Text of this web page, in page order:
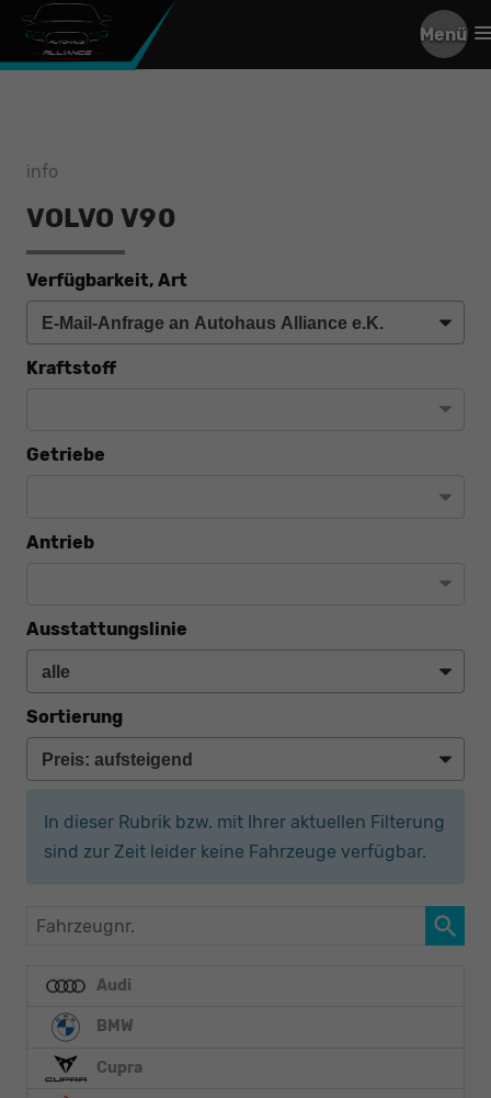
Menü
info
VOLVO V90
Verfügbarkeit, Art
Kraftstoff
Getriebe
Antrieb
Ausstattungslinie
Sortierung
In dieser Rubrik bzw. mit Ihrer aktuellen Filterung
sind zur Zeit leider keine Fahrzeuge verfügbar.
Fahrzeugnr.
Audi
BMW
Cupra